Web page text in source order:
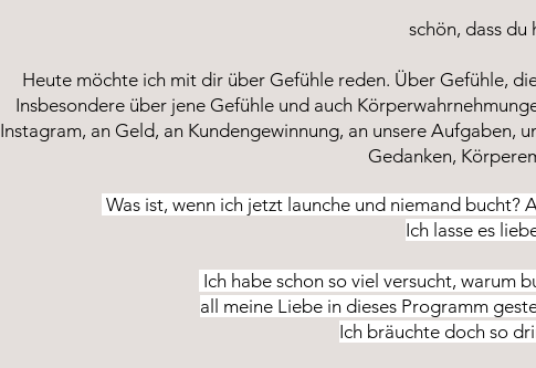
schön, dass du
Heute möchte ich mit dir über Gefühle reden. Über Gefühle,
Insbesondere über jene Gefühle und auch
Instagram, an Geld, an Kundengewinnung, an unsere Aufgaben,
Gedanken,
Was ist, wenn ich jetzt launche und niemand
Ich lasse es
Ich habe schon so viel versucht, warum
all meine Liebe in dieses Programm
Ich bräuchte doch so